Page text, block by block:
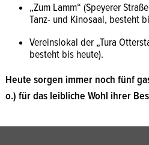
„Zum Lamm“ (Speyerer
Tanz- und Kinosaal, besteht
Vereinslokal der „Tura
besteht bis heute).
Heute sorgen immer noch fünf
o.) für das leibliche Wohl ihrer